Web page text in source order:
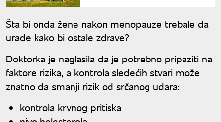
Šta bi onda žene nakon menopauze trebale da
urade kako bi ostale zdrave?
Doktorka je naglasila da je potrebno pripaziti na
faktore rizika, a kontrola sledećih stvari može
znatno da smanji rizik od srčanog udara:
kontrola krvnog pritiska